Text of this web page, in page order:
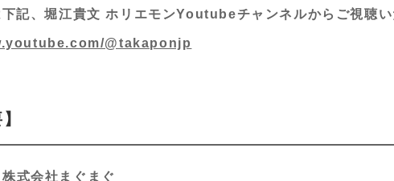
記、堀江貴文 ホリエモンYoutubeチャンネルからご視聴い
@takaponjp
株式会社まぐまぐ